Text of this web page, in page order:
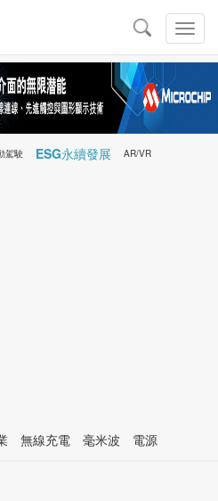
切
換
導
導
航
駕駛 ESG永續發展 AR/VR
無線充電 毫米波
電源